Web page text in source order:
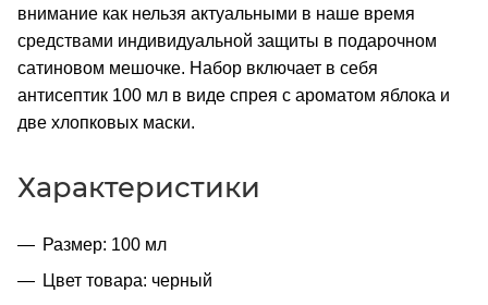
внимание как нельзя актуальными в наше время
средствами индивидуальной защиты в подарочном
сатиновом мешочке. Набор включает в себя
антисептик 100 мл в виде спрея с ароматом яблока и
две хлопковых маски.
Характеристики
Размер: 100 мл
Цвет товара: черный